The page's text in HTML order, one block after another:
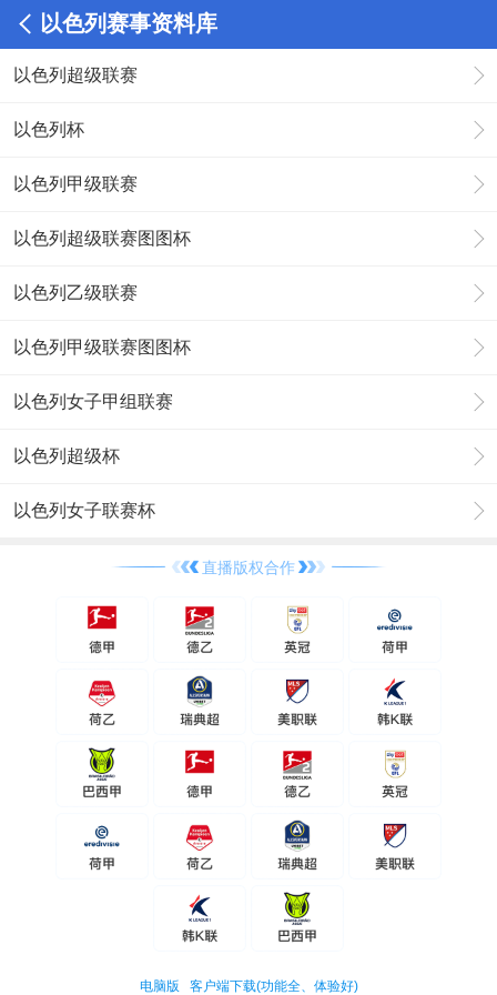
以色列赛事资料库
以色列超级联赛
以色列杯
以色列甲级联赛
以色列超级联赛图图杯
以色列乙级联赛
以色列甲级联赛图图杯
以色列女子甲组联赛
以色列超级杯
以色列女子联赛杯
直播版权合作
电脑版 客户端下载(功能全、体验好)